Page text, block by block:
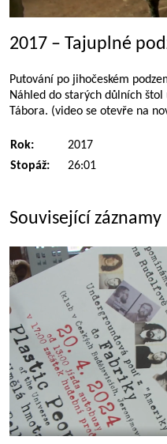
2017 – Tajuplné
Putování po jihočeském
Náhled do starých důlních
Tábora. (video se otevře na
Rok:
2017
Stopáž:
26:01
Související záznamy